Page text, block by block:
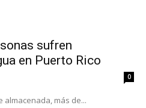
sufren
en Puerto Rico
0
almacenada, más de...